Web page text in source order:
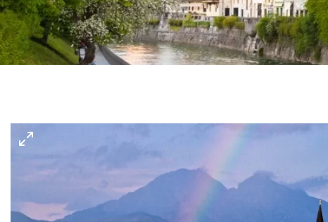
Gerakini
Psakoudia
Metamorfozis
Toroni
Vourvourou
Sarti
Ohrid
Istra – Pula
Umag